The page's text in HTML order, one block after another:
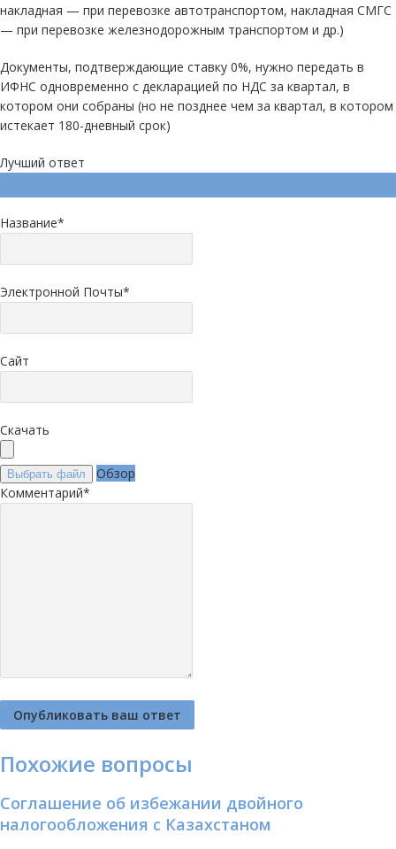
накладная — при перевозке автотранспортом, накладная СМГС
— при перевозке железнодорожным транспортом и др.)
Документы, подтверждающие ставку 0%, нужно передать в
ИФНС одновременно с декларацией по НДС за квартал, в
котором они собраны (но не позднее чем за квартал, в котором
истекает 180-дневный срок)
Лучший ответ
Название*
Электронной Почты*
Сайт
Скачать
Выбрать файл
Обзор
Комментарий*
Похожие вопросы
Соглашение об избежании двойного
налогообложения с Казахстаном